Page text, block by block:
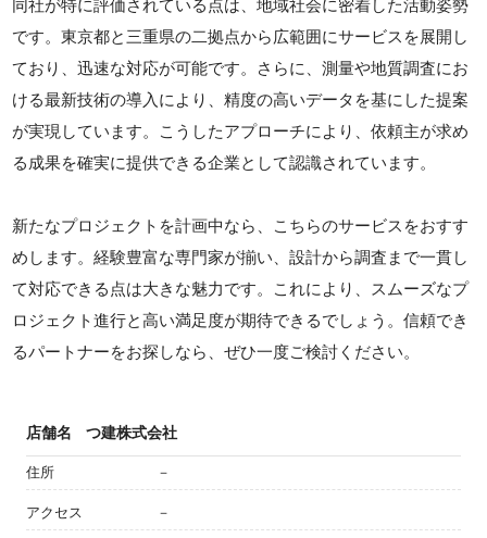
同社が特に評価されている点は、地域社会に密着した活動姿勢
です。東京都と三重県の二拠点から広範囲にサービスを展開し
ており、迅速な対応が可能です。さらに、測量や地質調査にお
ける最新技術の導入により、精度の高いデータを基にした提案
が実現しています。こうしたアプローチにより、依頼主が求め
る成果を確実に提供できる企業として認識されています。
新たなプロジェクトを計画中なら、こちらのサービスをおすす
めします。経験豊富な専門家が揃い、設計から調査まで一貫し
て対応できる点は大きな魅力です。これにより、スムーズなプ
ロジェクト進行と高い満足度が期待できるでしょう。信頼でき
るパートナーをお探しなら、ぜひ一度ご検討ください。
店舗名 つ建株式会社
住所 －
アクセス －